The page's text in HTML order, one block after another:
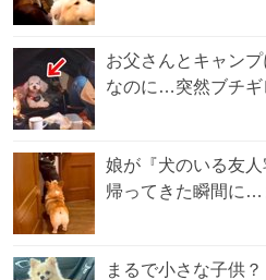
お父さんとキャン
なのに…突然ブチ
娘が『犬のいる友
帰ってきた瞬間に
まるで小さな子供